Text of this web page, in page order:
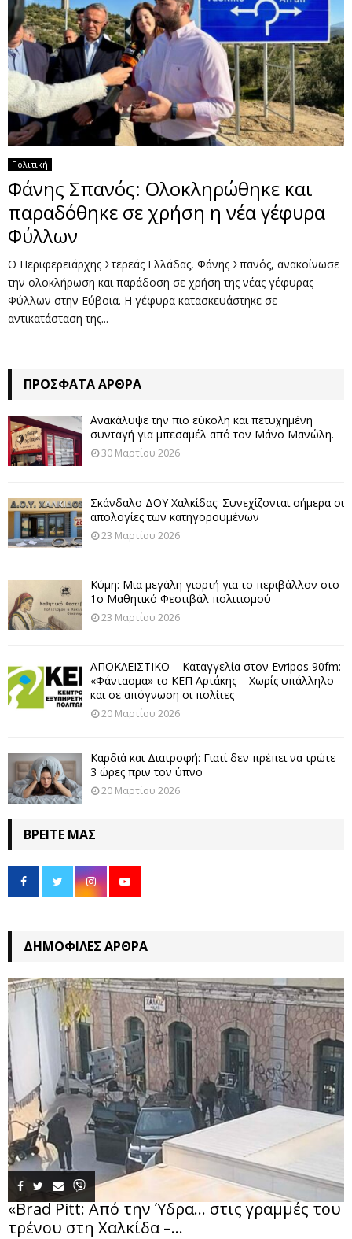
Πολιτική
Φάνης Σπανός: Ολοκληρώθηκε και
παραδόθηκε σε χρήση η νέα γέφυρα
Φύλλων
Ο Περιφερειάρχης Στερεάς Ελλάδας, Φάνης Σπανός, ανακοίνωσε
την ολοκλήρωση και παράδοση σε χρήση της νέας γέφυρας
Φύλλων στην Εύβοια. Η γέφυρα κατασκευάστηκε σε
αντικατάσταση της...
ΠΡΌΣΦΑΤΑ ΆΡΘΡΑ
Ανακάλυψε την πιο εύκολη και πετυχημένη
συνταγή για μπεσαμέλ από τον Μάνο Μανώλη.
30 Μαρτίου 2026
Σκάνδαλο ΔΟΥ Χαλκίδας: Συνεχίζονται σήμερα οι
απολογίες των κατηγορουμένων
23 Μαρτίου 2026
Κύμη: Μια μεγάλη γιορτή για το περιβάλλον στο
1ο Μαθητικό Φεστιβάλ πολιτισμού
23 Μαρτίου 2026
ΑΠΟΚΛΕΙΣΤΙΚΟ – Καταγγελία στον Evripos 90fm:
«Φάντασμα» το ΚΕΠ Αρτάκης – Χωρίς υπάλληλο
και σε απόγνωση οι πολίτες
20 Μαρτίου 2026
Καρδιά και Διατροφή: Γιατί δεν πρέπει να τρώτε
3 ώρες πριν τον ύπνο
20 Μαρτίου 2026
ΒΡΕΊΤΕ ΜΑΣ
ΔΗΜΟΦΙΛΈΣ ΆΡΘΡΑ
«Brad Pitt: Από την Ύδρα… στις γραμμές του
τρένου στη Χαλκίδα –...